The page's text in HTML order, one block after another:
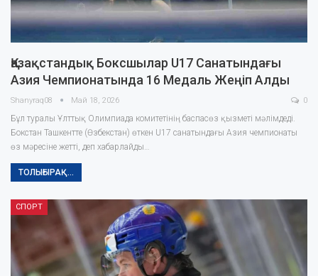
Қазақстандық Боксшылар U17 Санатындағы
Азия Чемпионатында 16 Медаль Жеңіп Алды
Shanyraq08 Май 18, 2026 0
Бұл туралы Ұлттық Олимпиада комитетінің баспасөз қызметі мәлімдеді.
Бокстан Ташкентте (Өзбекстан) өткен U17 санатындағы Азия чемпионаты
өз мәресіне жетті, деп хабарлайды…
ТОЛЫҒЫРАҚ...
СПОРТ